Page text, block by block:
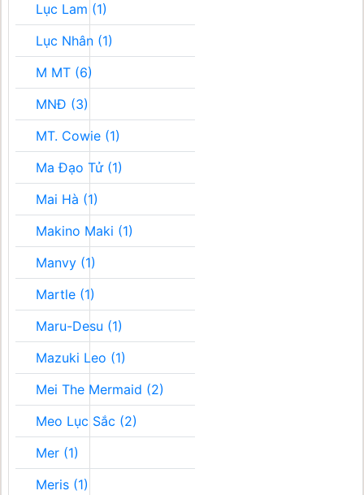
Lục Lam (1)
Lục Nhân (1)
M MT (6)
MNĐ (3)
MT. Cowie (1)
Ma Đạo Tử (1)
Mai Hà (1)
Makino Maki (1)
Manvy (1)
Martle (1)
Maru-Desu (1)
Mazuki Leo (1)
Mei The Mermaid (2)
Meo Lục Sắc (2)
Mer (1)
Meris (1)